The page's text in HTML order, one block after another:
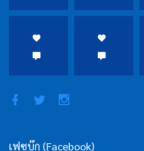
เฟซบุ๊ก (Facebook)